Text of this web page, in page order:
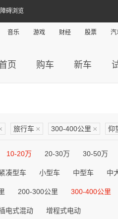
碍浏览
音乐 游戏 财经 股票 汽
页 购车 新车
旅行车 × 300-400公里 × 仰
10-20万 20-30万 30-50万
凑型车 小型车 中型车 中
200-300公里 300-400公里
电式混动 增程式电动